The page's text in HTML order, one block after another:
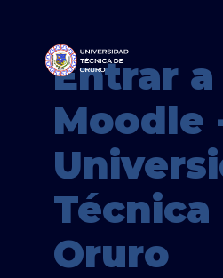
Entrar a
Moodle
Técnica
Oruro